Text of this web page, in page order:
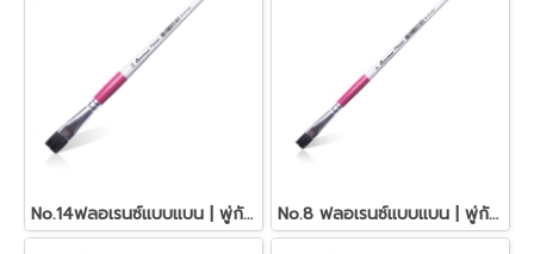
No.14ฟลอเรนซ์แบบแบน | พู่กันอเนกประสงค์ มาสเตอร์อาร์ต No.8 ฟลอเรนซ์แบบแบน | พู่กันอเนกประสงค์ มาสเตอร์อาร์ต